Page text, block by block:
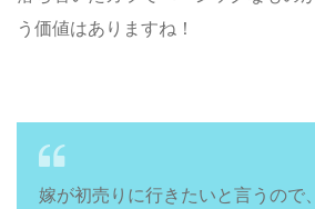
う価値はありますね！
嫁が初売りに行きたいと言うので